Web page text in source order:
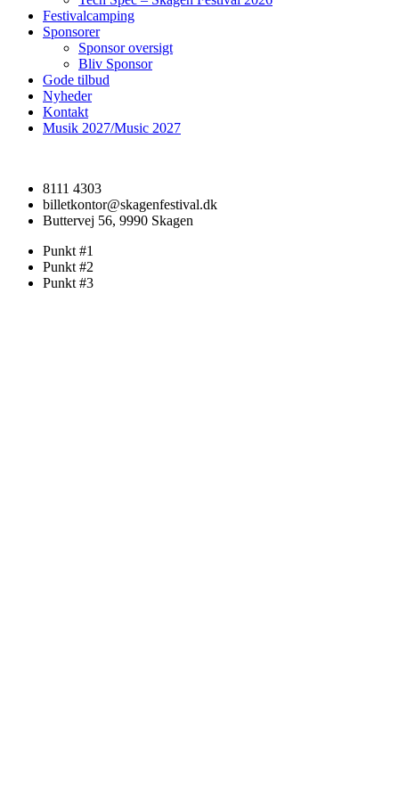
Festivalcamping
Sponsorer
Sponsor oversigt
Bliv Sponsor
Gode tilbud
Nyheder
Kontakt
Musik 2027/Music 2027
8111 4303
billetkontor@skagenfestival.dk
Buttervej 56, 9990 Skagen
Punkt #1
Punkt #2
Punkt #3